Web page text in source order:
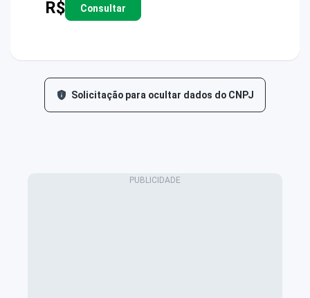
R$ Consultar
Solicitação para ocultar dados do CNPJ